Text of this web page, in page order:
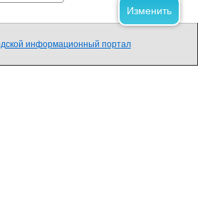
информационный портал